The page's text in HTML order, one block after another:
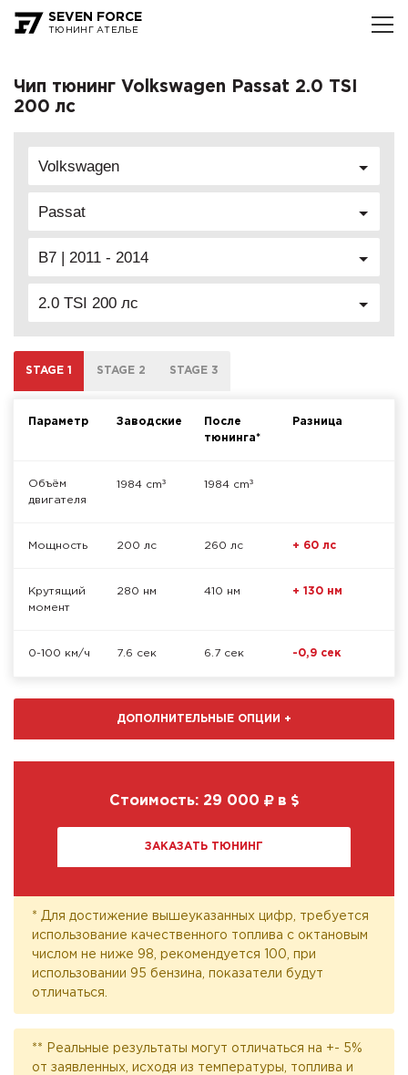
SEVEN FORCE
ТЮНИНГ АТЕЛЬЕ
Чип тюнинг Volkswagen Passat 2.0 TSI
200 лс
Volkswagen
Passat
B7 | 2011 - 2014
2.0 TSI 200 лс
STAGE 1 STAGE 2 STAGE 3
Параметр Заводские
После
тюнинга*
Разница
Объём
двигателя
1984 cm³ 1984 cm³
Мощность 200 лс 260 лс + 60 лс
Крутящий
момент
280 нм 410 нм + 130 нм
0-100 км/ч 7.6 сек 6.7 сек -0,9 сек
ДОПОЛНИТЕЛЬНЫЕ ОПЦИИ +
Стоимость: 29 000 в
ЗАКАЗАТЬ ТЮНИНГ
* Для достижение вышеуказанных цифр, требуется
использование качественного топлива с октановым
числом не ниже 98, рекомендуется 100, при
использовании 95 бензина, показатели будут
отличаться.
** Реальные результаты могут отличаться на +- 5%
от заявленных, исходя из температуры, топлива и